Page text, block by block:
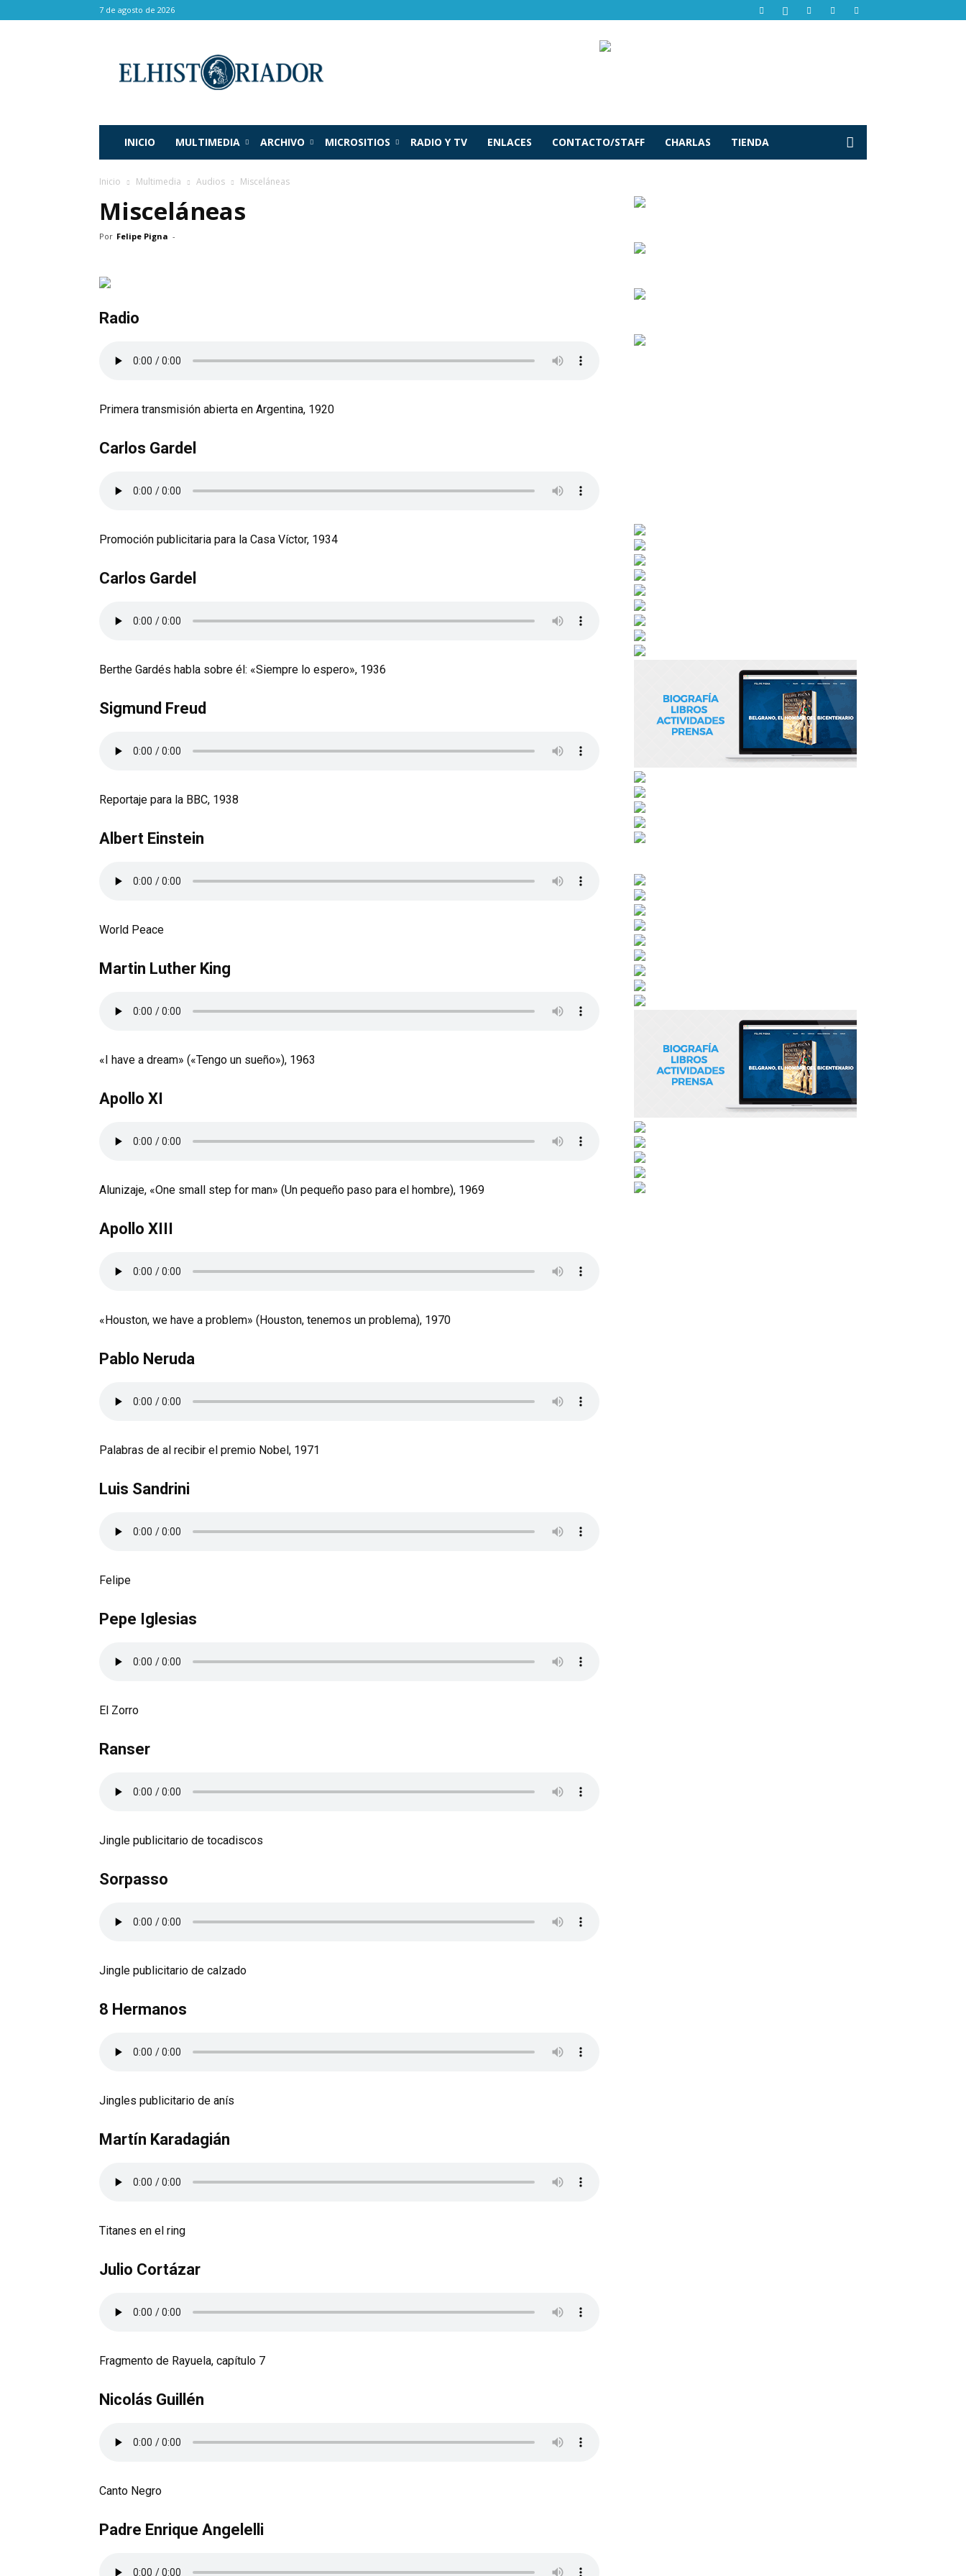
7 de agosto de 2026
Historiador
INICIO MULTIMEDIA ARCHIVO MICROSITIOS RADIO Y TV ENLACES CONTACTO/STAFF CHARLAS TIENDA
Inicio Multimedia Audios Misceláneas
Misceláneas
Por Felipe Pigna -
Radio
Primera transmisión abierta en Argentina, 1920
Carlos Gardel
Promoción publicitaria para la Casa Víctor, 1934
Carlos Gardel
Berthe Gardés habla sobre él: «Siempre lo espero», 1936
Sigmund Freud
Reportaje para la BBC, 1938
Albert Einstein
World Peace
Martin Luther King
«I have a dream» («Tengo un sueño»), 1963
Apollo XI
Alunizaje, «One small step for man» (Un pequeño paso para el hombre), 1969
Apollo XIII
«Houston, we have a problem» (Houston, tenemos un problema), 1970
Pablo Neruda
Palabras de al recibir el premio Nobel, 1971
Luis Sandrini
Felipe
Pepe Iglesias
El Zorro
Ranser
Jingle publicitario de tocadiscos
Sorpasso
Jingle publicitario de calzado
8 Hermanos
Jingles publicitario de anís
Martín Karadagián
Titanes en el ring
Julio Cortázar
Fragmento de Rayuela, capítulo 7
Nicolás Guillén
Canto Negro
Padre Enrique Angelelli